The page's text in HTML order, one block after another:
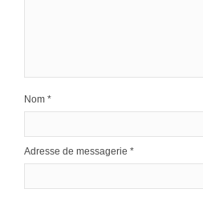
Nom *
Adresse de messagerie *